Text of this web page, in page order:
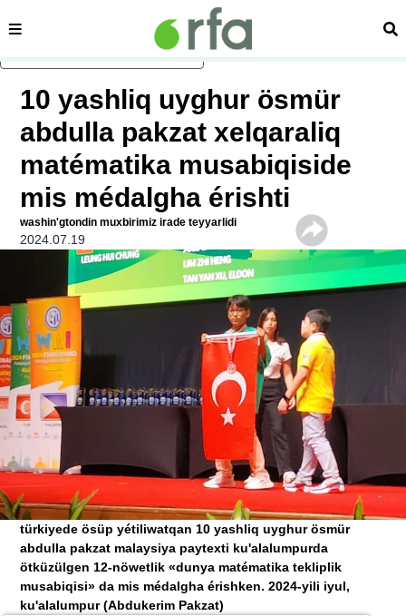
asasliq mezmungha atlang
sehipe
10 yashliq uyghur ösmür
abdulla pakzat xelqaraliq
matématika musabiqiside
mis médalgha érishti
washin'gtondin muxbirimiz irade teyyarlidi
2024.07.19
türkiyede ösüp yétiliwatqan 10 yashliq uyghur ösmür
abdulla pakzat malaysiya paytexti ku'alalumpurda
ötküzülgen 12-nöwetlik «dunya matématika tekliplik
musabiqisi» da mis médalgha érishken. 2024-yili iyul,
ku'alalumpur(Abdukerim Pakzat)